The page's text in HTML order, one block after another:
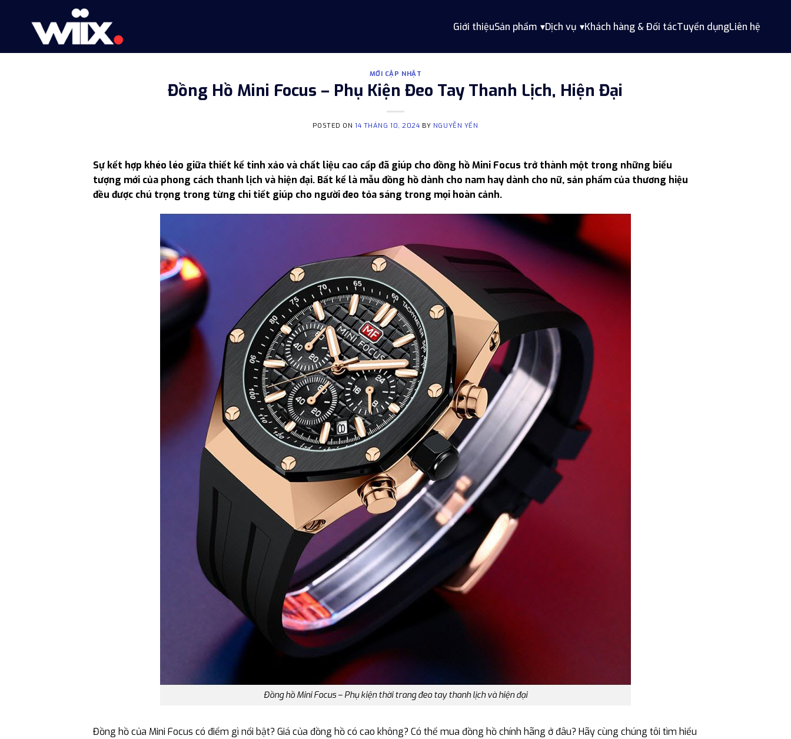
Giới thiệuSản phẩm Dịch vụ Khách hàng & Đối tácTuyển dụngLiên hệ
MỚI CẬP NHẬT
Đồng Hồ Mini Focus – Phụ Kiện Đeo Tay Thanh Lịch, Hiện Đại
POSTED ON14 THÁNG 10, 2024 BY NGUYỄN YẾN
Sự kết hợp khéo léo giữa thiết kế tinh xảo và chất liệu cao cấp đã giúp cho đồng hồ Mini Focus trở thành một trong những biểu
tượng mới của phong cách thanh lịch và hiện đại. Bất kể là mẫu đồng hồ dành cho nam hay dành cho nữ, sản phẩm của thương hiệu
đều được chú trọng trong từng chi tiết giúp cho người đeo tỏa sáng trong mọi hoàn cảnh.
Đồng hồ Mini Focus – Phụ kiện thời trang đeo tay thanh lịch và hiện đại
Đồng hồ của Mini Focus có điểm gì nổi bật? Giá của đồng hồ có cao không? Có thể mua đồng hồ chính hãng ở đâu? Hãy cùng chúng tôi tìm hiểu